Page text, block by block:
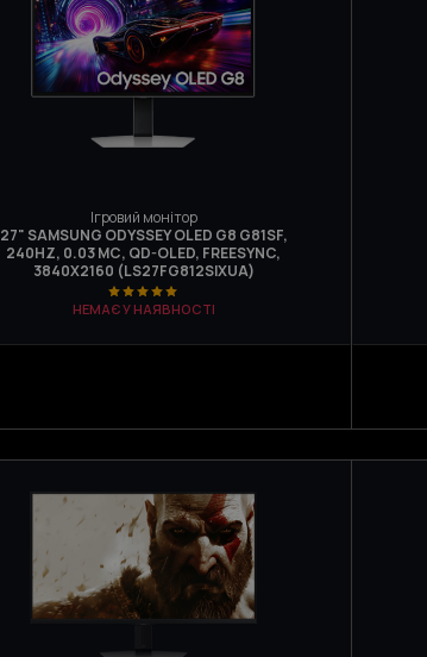
Ігровий монітор
27" SAMSUNG ODYSSEY OLED G8 G81SF,
240HZ, 0.03 МС, QD-OLED, FREESYNC,
3840Х2160 (LS27FG812SIXUA)
НЕМАЄ У НАЯВНОСТІ